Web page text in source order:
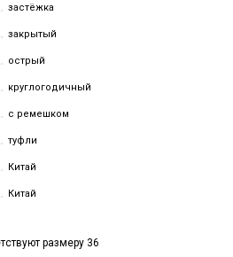
застёжка
закрытый
острый
круглогодичный
с ремешком
туфли
Китай
Китай
размеру 36